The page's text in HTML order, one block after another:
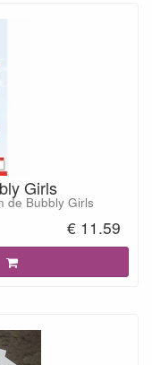
Girls
de Bubbly Girls
€ 11.59